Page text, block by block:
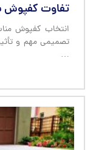
تفاوت کفپوش
انتخاب کفپوش
تصمیمی مهم و
…